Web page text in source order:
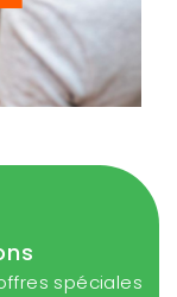
spéciales